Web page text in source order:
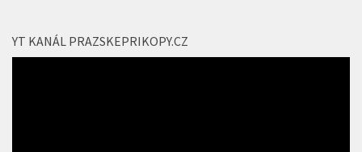
YT KANÁL PRAZSKEPRIKOPY.CZ